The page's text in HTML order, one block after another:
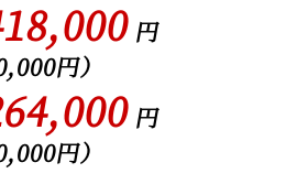
円
円）
円
円）